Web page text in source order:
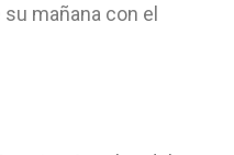
su mañana con el